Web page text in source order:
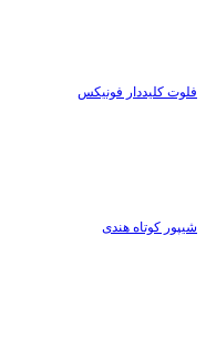
فلوت کلیددار فونیکس
شیپور کوتاه هندی